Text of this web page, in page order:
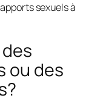
sexuels à
ou des